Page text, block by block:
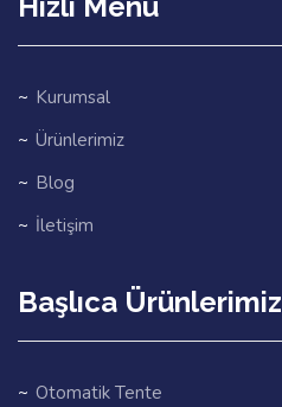
Kurumsal
Ürünlerimiz
Blog
İletişim
Başlıca Ürünlerimiz
Otomatik Tente